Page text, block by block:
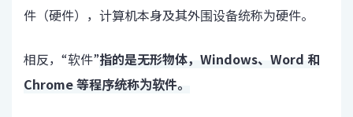
件（硬件），计算机本身及其外围设备统称为硬件。
相反，“软件”指的是无形物体，Windows、Word 和
Chrome 等程序统称为软件。